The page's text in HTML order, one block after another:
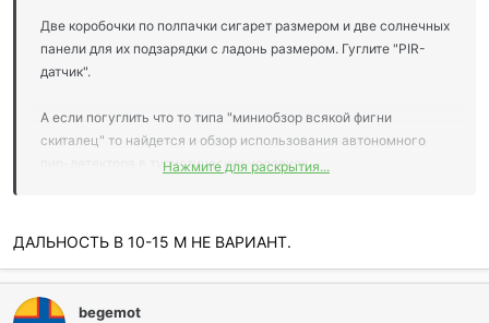
Две коробочки по полпачки сигарет размером и две солнечных
панели для их подзарядки с ладонь размером. Гуглите "PIR-
датчик".
А если погуглить что то типа "миниобзор всякой фигни
скиталец" то найдется и обзор использования автономного
пир-детектора в туристических условиях.
Нажмите для раскрытия...
ДАЛЬНОСТЬ В 10-15 М НЕ ВАРИАНТ.
begemot